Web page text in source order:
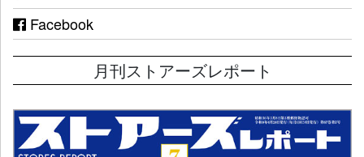
Facebook
月刊ストアーズレポート